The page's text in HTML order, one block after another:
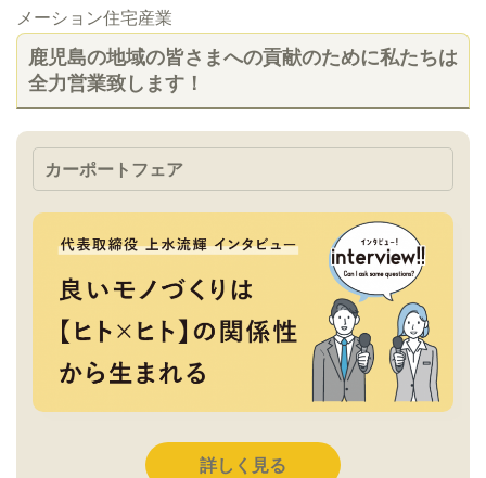
メーション住宅産業
鹿児島の地域の皆さまへの貢献のために私たちは
全力営業致します！
カーポートフェア
詳しく見る